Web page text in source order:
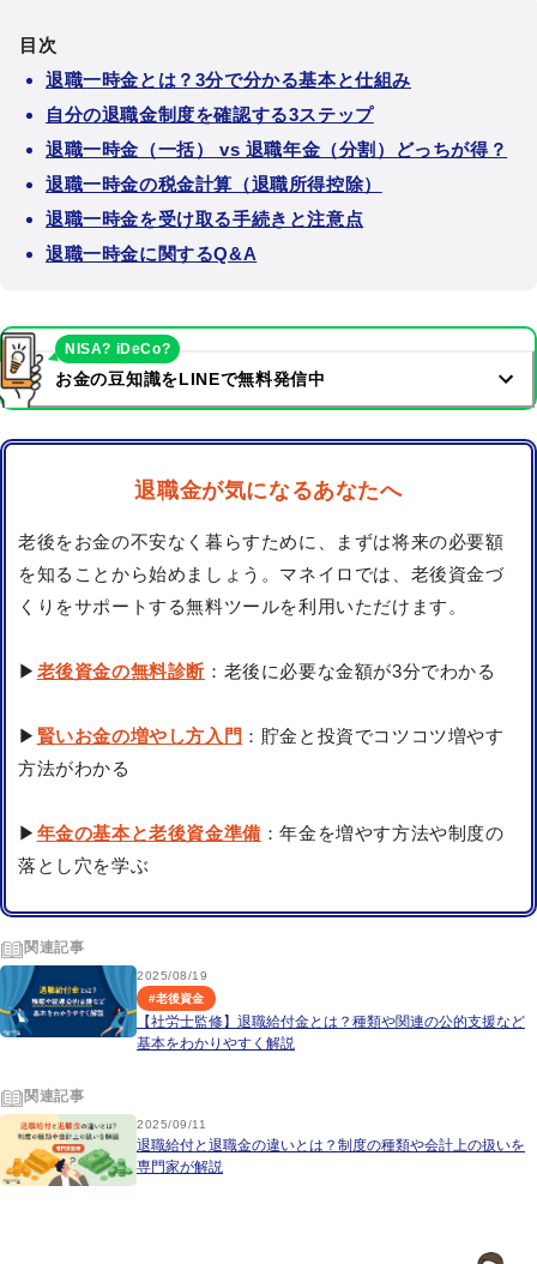
目次
退職一時金とは？3分で分かる基本と仕組み
自分の退職金制度を確認する3ステップ
退職一時金（一括） vs 退職年金（分割）どっちが得？
退職一時金の税金計算（退職所得控除）
退職一時金を受け取る手続きと注意点
退職一時金に関するQ&A
お金の豆知識をLINEで無料発信中
NISA? iDeCo?
退職金が気になるあなたへ
老後をお金の不安なく暮らすために、まずは将来の必要額
を知ることから始めましょう。マネイロでは、老後資金づ
くりをサポートする無料ツールを利用いただけます。
▶ 老後資金の無料診断 ：老後に必要な金額が3分でわかる
▶ 賢いお金の増やし方入門 ：貯金と投資でコツコツ増やす
方法がわかる
▶ 年金の基本と老後資金準備 ：年金を増やす方法や制度の
落とし穴を学ぶ
関連記事
2025/08/19
#老後資金
【社労士監修】退職給付金とは？種類や関連の公的支援など
基本をわかりやすく解説
関連記事
2025/09/11
退職給付と退職金の違いとは？制度の種類や会計上の扱いを
専門家が解説